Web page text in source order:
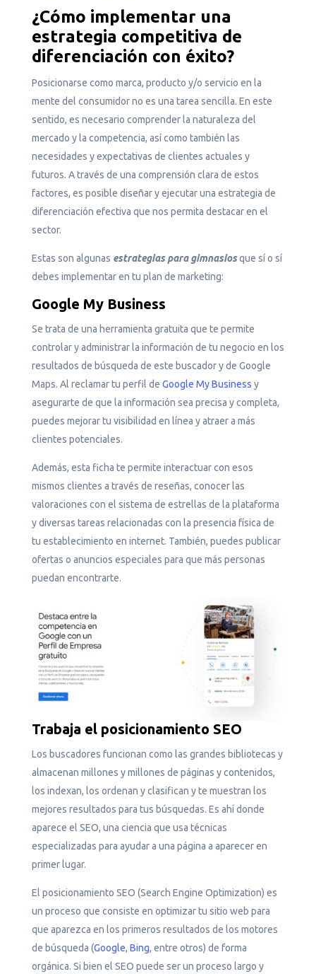
¿Cómo implementar una
estrategia competitiva de
diferenciación con éxito?
Posicionarse como marca, producto y/o servicio en la
mente del consumidor no es una tarea sencilla. En este
sentido, es necesario comprender la naturaleza del
mercado y la competencia, así como también las
necesidades y expectativas de clientes actuales y
futuros. A través de una comprensión clara de estos
factores, es posible diseñar y ejecutar una estrategia de
diferenciación efectiva que nos permita destacar en el
sector.
Estas son algunas estrategias para gimnasiosque sí o sí
debes implementar en tu plan de marketing:
Google My Business
Se trata de una herramienta gratuita que te permite
controlar y administrar la información de tu negocio en los
resultados de búsqueda de este buscador y de Google
Maps. Al reclamar tu perfil de Google My Business y
asegurarte de que la información sea precisa y completa,
puedes mejorar tu visibilidad en línea y atraer a más
clientes potenciales.
Además, esta ficha te permite interactuar con esos
mismos clientes a través de reseñas, conocer las
valoraciones con el sistema de estrellas de la plataforma
y diversas tareas relacionadas con la presencia física de
tu establecimiento en internet. También, puedes publicar
ofertas o anuncios especiales para que más personas
puedan encontrarte.
Trabaja el posicionamiento SEO
Los buscadores funcionan como las grandes bibliotecas y
almacenan millones y millones de páginas y contenidos,
los indexan, los ordenan y clasifican y te muestran los
mejores resultados para tus búsquedas. Es ahí donde
aparece el SEO, una ciencia que usa técnicas
especializadas para ayudar a una página a aparecer en
primer lugar.
El posicionamiento SEO (Search Engine Optimization) es
un proceso que consiste en optimizar tu sitio web para
que aparezca en los primeros resultados de los motores
de búsqueda (Google, Bing, entre otros) de forma
orgánica. Si bien el SEO puede ser un proceso largo y